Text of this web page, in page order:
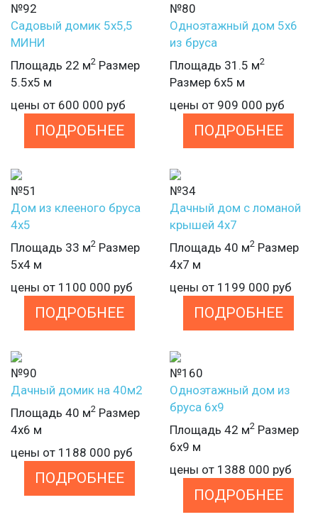
№92
Садовый домик 5х5,5
МИНИ
Площадь 22 м2 Размер
5.5х5 м
цены от 600 000 руб
ПОДРОБНЕЕ
№80
Одноэтажный дом 5х6
из бруса
Площадь 31.5 м2
Размер 6х5 м
цены от 909 000 руб
ПОДРОБНЕЕ
№51
Дом из клееного бруса
4х5
Площадь 33 м2 Размер
5х4 м
цены от 1100 000 руб
ПОДРОБНЕЕ
№34
Дачный дом с ломаной
крышей 4х7
Площадь 40 м2 Размер
4х7 м
цены от 1199 000 руб
ПОДРОБНЕЕ
№90
Дачный домик на 40м2
Площадь 40 м2 Размер
4х6 м
цены от 1188 000 руб
ПОДРОБНЕЕ
№160
Одноэтажный дом из
бруса 6х9
Площадь 42 м2 Размер
6х9 м
цены от 1388 000 руб
ПОДРОБНЕЕ